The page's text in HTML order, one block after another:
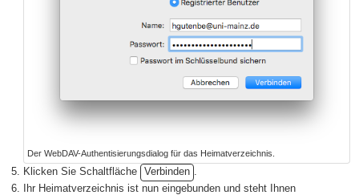
Der WebDAV-Authentisierungsdialog für das Heimatverzeichnis.
Klicken Sie Schaltfläche Verbinden
Ihr Heimatverzeichnis ist nun eingebunden und steht Ihnen